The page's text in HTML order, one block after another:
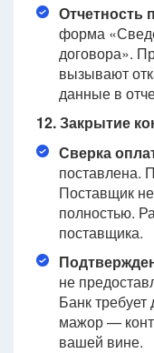
Отчетность
форма
договора».
вызывают
данные в
12. Закрытие
Сверка
поставлена.
Поставщик
полностью.
поставщика.
не
Банк
мажор —
вашей вине.